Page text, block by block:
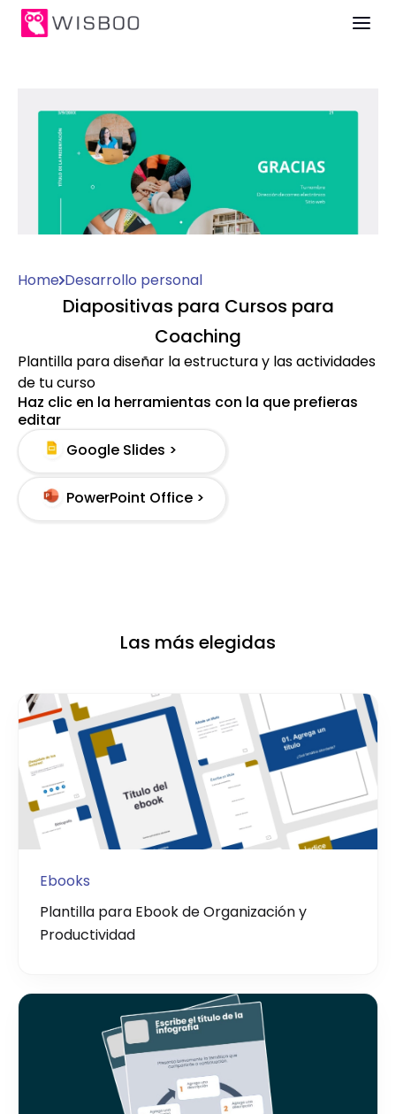
Home Desarrollo personal
Diapositivas para Cursos para
Coaching
Plantilla para diseñar la estructura y las actividades
de tu curso
Haz clic en la herramientas con la que prefieras
editar
Google Slides >
PowerPoint Office >
Las más elegidas
Ebooks
Plantilla para Ebook de Organización y
Productividad